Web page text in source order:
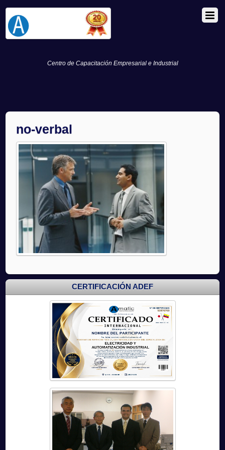
Centro de Capacitación Empresarial e Industrial
no-verbal
CERTIFICACIÓN ADEF